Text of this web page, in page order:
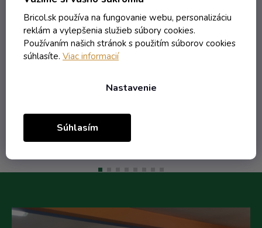
Bricol.sk používa na fungovanie webu, personalizáciu
reklám a vylepšenia služieb súbory cookies.
Používaním našich stránok s použitím súborov cookies
súhlasíte. Viac informacií
Nastavenie
Súhlasím
lístkom
Skladom